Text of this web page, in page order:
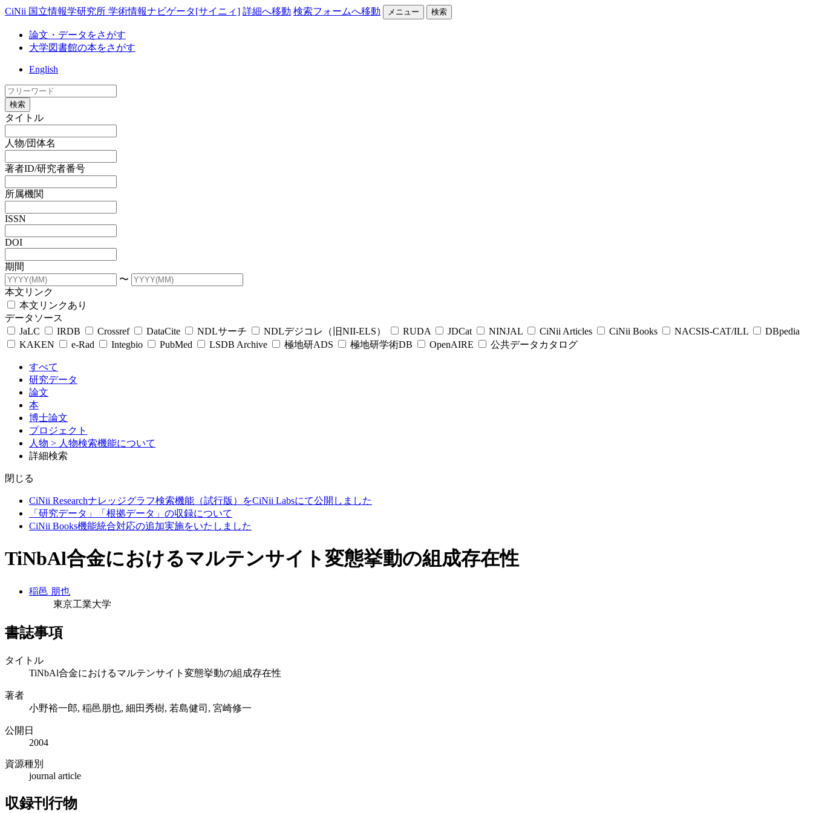
CiNii 国立情報学研究所 学術情報ナビゲータ[サイニィ] 詳細へ移動 検索フォームへ移動 メニュー 検索
論文・データをさがす
大学図書館の本をさがす
English
検索
タイトル
人物/団体名
著者ID/研究者番号
所属機関
ISSN
DOI
期間
〜
本文リンク
本文リンクあり
データソース
JaLC
IRDB Crossref DataCite NDLサーチ NDLデジコレ（旧NII-ELS） RUDA JDCat NINJAL CiNii Articles CiNii Books NACSIS-CAT/ILL
DBpedia
KAKEN
e-Rad Integbio PubMed LSDB Archive 極地研ADS 極地研学術DB OpenAIRE 公共データカタログ
すべて
研究データ
論文
本
博士論文
プロジェクト
人物 > 人物検索機能について
詳細検索
閉じる
CiNii Researchナレッジグラフ検索機能（試行版）をCiNii Labsにて公開しました
「研究データ」「根拠データ」の収録について
CiNii Books機能統合対応の追加実施をいたしました
TiNbAl合金におけるマルテンサイト変態挙動の組成存在性
稲邑 朋也
東京工業大学
書誌事項
タイトル
TiNbAl合金におけるマルテンサイト変態挙動の組成存在性
著者
小野裕一郎, 稲邑朋也, 細田秀樹, 若島健司, 宮崎修一
公開日
2004
資源種別
journal article
収録刊行物